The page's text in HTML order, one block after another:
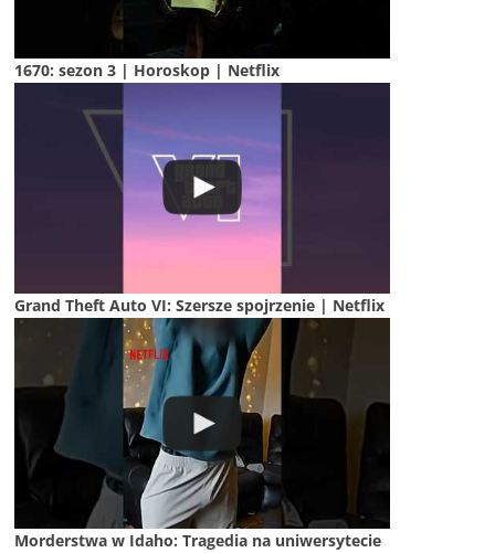
1670: sezon 3 | Horoskop | Netflix
Grand Theft Auto VI: Szersze spojrzenie | Netflix
Morderstwa w Idaho: Tragedia na uniwersytecie